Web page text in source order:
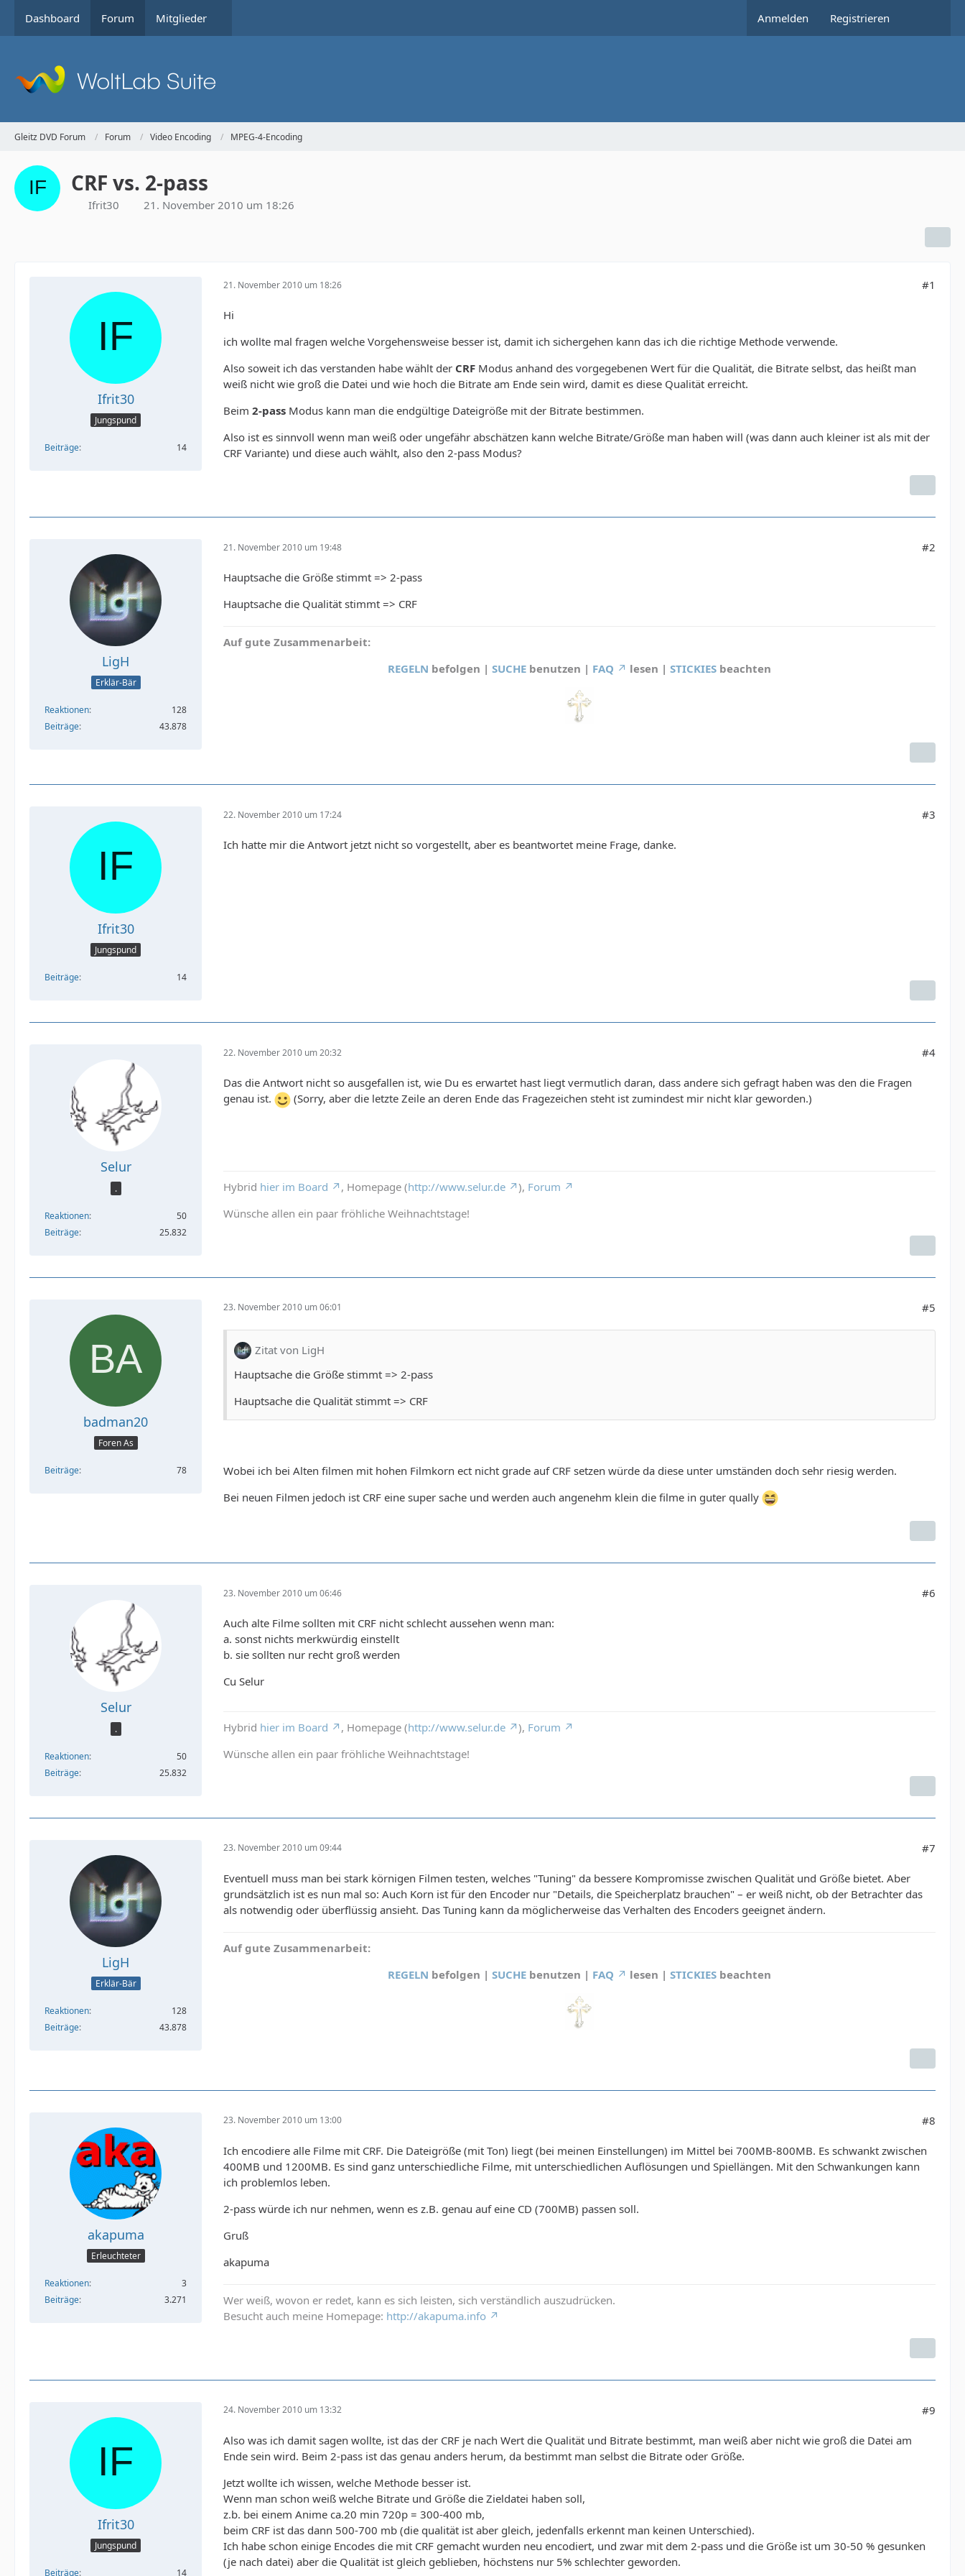
Dashboard Forum Mitglieder Anmelden Registrieren
Gleitz DVD Forum Forum Video Encoding MPEG-4-Encoding
CRF vs. 2-pass
Ifrit30 21. November 2010 um 18:26
Ifrit30
Jungspund
Beiträge 14
21. November 2010 um 18:26 #1
Hi
ich wollte mal fragen welche Vorgehensweise besser ist, damit ich sichergehen kann das ich die richtige Methode verwende.
Also soweit ich das verstanden habe wählt der CRF Modus anhand des vorgegebenen Wert für die Qualität, die Bitrate selbst, das heißt man
weiß nicht wie groß die Datei und wie hoch die Bitrate am Ende sein wird, damit es diese Qualität erreicht.
Beim 2-pass Modus kann man die endgültige Dateigröße mit der Bitrate bestimmen.
Also ist es sinnvoll wenn man weiß oder ungefähr abschätzen kann welche Bitrate/Größe man haben will (was dann auch kleiner ist als mit der
CRF Variante) und diese auch wählt, also den 2-pass Modus?
LigH
Erklär-Bär
Reaktionen
128
Beiträge
43.878
21. November 2010 um 19:48 #2
Hauptsache die Größe stimmt => 2-pass
Hauptsache die Qualität stimmt => CRF
Auf gute Zusammenarbeit:
REGELN befolgen | SUCHE benutzen | FAQ lesen | STICKIES beachten
Ifrit30
Jungspund
Beiträge 14
22. November 2010 um 17:24 #3
Ich hatte mir die Antwort jetzt nicht so vorgestellt, aber es beantwortet meine Frage, danke.
Selur
.
Reaktionen
50
Beiträge
25.832
22. November 2010 um 20:32 #4
Das die Antwort nicht so ausgefallen ist, wie Du es erwartet hast liegt vermutlich daran, dass andere sich gefragt haben was den die Fragen
genau ist.
(Sorry, aber die letzte Zeile an deren Ende das Fragezeichen steht ist zumindest mir nicht klar geworden.)
Hybrid hier im Board , Homepage (http://www.selur.de ), Forum
Wünsche allen ein paar fröhliche Weihnachtstage!
badman20
Foren As
Beiträge 78
23. November 2010 um 06:01 #5
Zitat von LigH
Hauptsache die Größe stimmt => 2-pass
Hauptsache die Qualität stimmt => CRF
Wobei ich bei Alten filmen mit hohen Filmkorn ect nicht grade auf CRF setzen würde da diese unter umständen doch sehr riesig werden.
Bei neuen Filmen jedoch ist CRF eine super sache und werden auch angenehm klein die filme in guter qually
Selur
.
Reaktionen
50
Beiträge
25.832
23. November 2010 um 06:46 #6
Auch alte Filme sollten mit CRF nicht schlecht aussehen wenn man:
a. sonst nichts merkwürdig einstellt
b. sie sollten nur recht groß werden
Cu Selur
Hybrid hier im Board , Homepage (http://www.selur.de ), Forum
Wünsche allen ein paar fröhliche Weihnachtstage!
LigH
Erklär-Bär
Reaktionen
128
Beiträge
43.878
23. November 2010 um 09:44 #7
Eventuell muss man bei stark körnigen Filmen testen, welches "Tuning" da bessere Kompromisse zwischen Qualität und Größe bietet. Aber
grundsätzlich ist es nun mal so: Auch Korn ist für den Encoder nur "Details, die Speicherplatz brauchen" – er weiß nicht, ob der Betrachter das
als notwendig oder überflüssig ansieht. Das Tuning kann da möglicherweise das Verhalten des Encoders geeignet ändern.
Auf gute Zusammenarbeit:
REGELN befolgen | SUCHE benutzen | FAQ lesen | STICKIES beachten
akapuma
Erleuchteter
Reaktionen
3
Beiträge
3.271
23. November 2010 um 13:00 #8
Ich encodiere alle Filme mit CRF. Die Dateigröße (mit Ton) liegt (bei meinen Einstellungen) im Mittel bei 700MB-800MB. Es schwankt zwischen
400MB und 1200MB. Es sind ganz unterschiedliche Filme, mit unterschiedlichen Auflösungen und Spiellängen. Mit den Schwankungen kann
ich problemlos leben.
2-pass würde ich nur nehmen, wenn es z.B. genau auf eine CD (700MB) passen soll.
Gruß
akapuma
Wer weiß, wovon er redet, kann es sich leisten, sich verständlich auszudrücken.
Besucht auch meine Homepage: http://akapuma.info
Ifrit30
Jungspund
Beiträge 14
24. November 2010 um 13:32 #9
Also was ich damit sagen wollte, ist das der CRF je nach Wert die Qualität und Bitrate bestimmt, man weiß aber nicht wie groß die Datei am
Ende sein wird. Beim 2-pass ist das genau anders herum, da bestimmt man selbst die Bitrate oder Größe.
Jetzt wollte ich wissen, welche Methode besser ist.
Wenn man schon weiß welche Bitrate und Größe die Zieldatei haben soll,
z.b. bei einem Anime ca.20 min 720p = 300-400 mb,
beim CRF ist das dann 500-700 mb (die qualität ist aber gleich, jedenfalls erkennt man keinen Unterschied).
Ich habe schon einige Encodes die mit CRF gemacht wurden neu encodiert, und zwar mit dem 2-pass und die Größe ist um 30-50 % gesunken
(je nach datei) aber die Qualität ist gleich geblieben, höchstens nur 5% schlechter geworden.